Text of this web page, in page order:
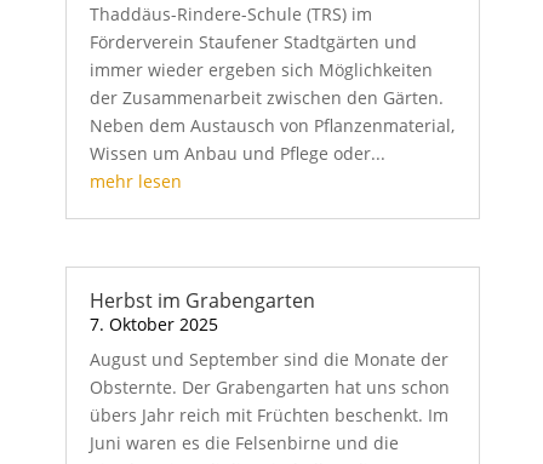
Thaddäus-Rindere-Schule (TRS) im
Förderverein Staufener Stadtgärten und
immer wieder ergeben sich Möglichkeiten
der Zusammenarbeit zwischen den Gärten.
Neben dem Austausch von Pflanzenmaterial,
Wissen um Anbau und Pflege oder...
mehr lesen
Herbst im Grabengarten
7. Oktober 2025
August und September sind die Monate der
Obsternte. Der Grabengarten hat uns schon
übers Jahr reich mit Früchten beschenkt. Im
Juni waren es die Felsenbirne und die